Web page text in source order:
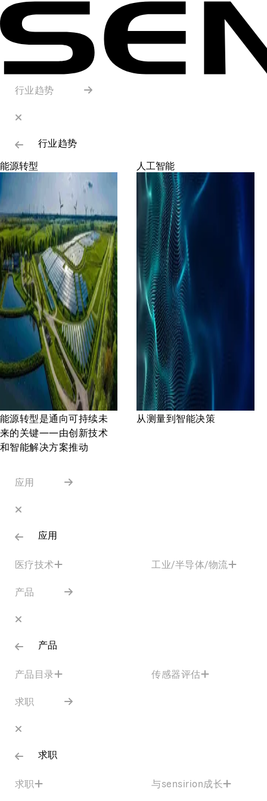
行业趋势
行业趋势
能源转型
能源转型是通向可持续未
来的关键——由创新技术
和智能解决方案推动
人工智能
从测量到智能决策
应用
应用
医疗技术 工业/半导体/物流
产品
产品
产品目录 传感器评估
求职
求职
求职 与sensirion成长